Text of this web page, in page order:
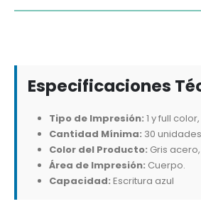
Especificaciones
Tipo de Impresión: 1 y full
Cantidad Mínima: 30
Color del Producto: Gris
Área de Impresión: Cuerpo.
Capacidad: Escritura azul